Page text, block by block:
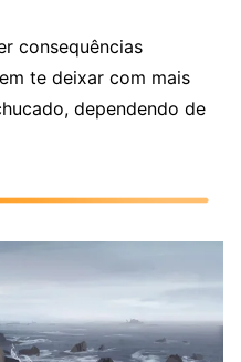
consequências
te deixar com mais
dependendo de